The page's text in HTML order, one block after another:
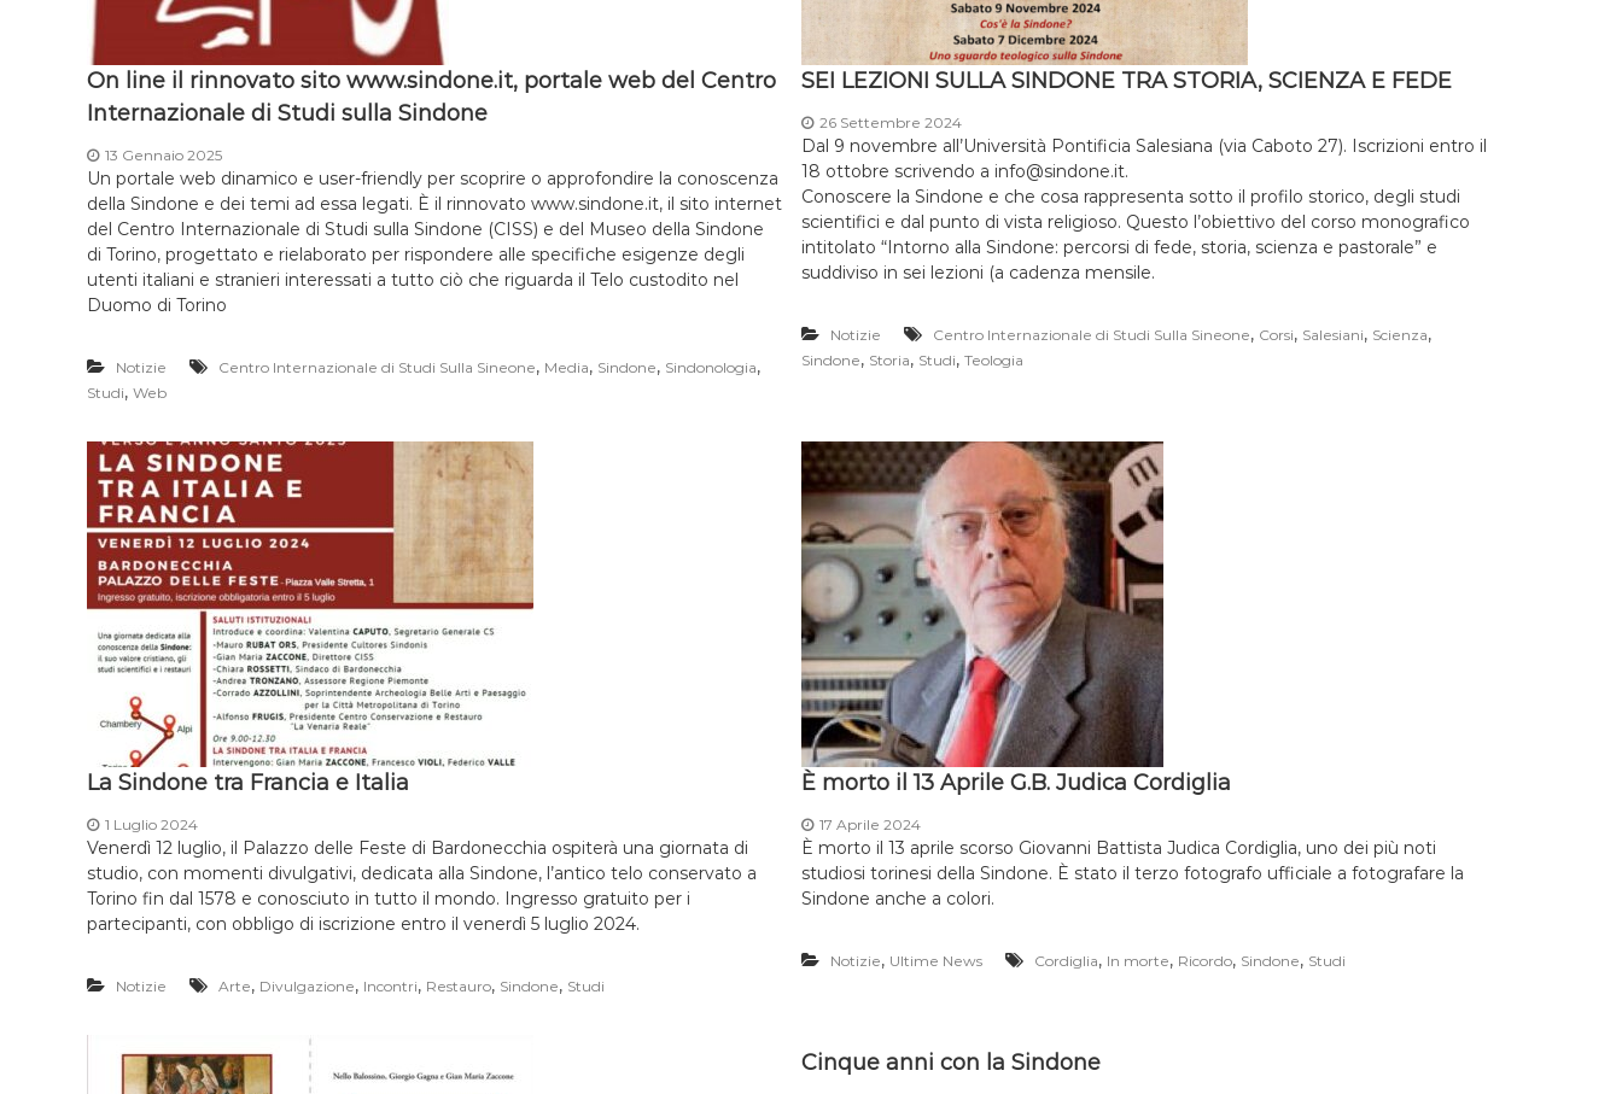
On line il rinnovato sito www.sindone.it, portale web del Centro
Internazionale di Studi sulla Sindone
13 Gennaio 2025
Un portale web dinamico e user-friendly per scoprire o approfondire la conoscenza
della Sindone e dei temi ad essa legati. È il rinnovato www.sindone.it, il sito internet
del Centro Internazionale di Studi sulla Sindone (CISS) e del Museo della Sindone
di Torino, progettato e rielaborato per rispondere alle specifiche esigenze degli
utenti italiani e stranieri interessati a tutto ciò che riguarda il Telo custodito nel
Duomo di Torino
Notizie Centro Internazionale di Studi Sulla Sineone, Media, Sindone, Sindonologia,
Studi, Web
SEI LEZIONI SULLA SINDONE TRA STORIA, SCIENZA E FEDE
26 Settembre 2024
Dal 9 novembre all’Università Pontificia Salesiana (via Caboto 27). Iscrizioni entro il
18 ottobre scrivendo a info@sindone.it.
Conoscere la Sindone e che cosa rappresenta sotto il profilo storico, degli studi
scientifici e dal punto di vista religioso. Questo l’obiettivo del corso monografico
intitolato “Intorno alla Sindone: percorsi di fede, storia, scienza e pastorale” e
suddiviso in sei lezioni (a cadenza mensile.
Notizie Centro Internazionale di Studi Sulla Sineone, Corsi, Salesiani, Scienza,
Sindone, Storia, Studi, Teologia
La Sindone tra Francia e Italia
1 Luglio 2024
Venerdì 12 luglio, il Palazzo delle Feste di Bardonecchia ospiterà una giornata di
studio, con momenti divulgativi, dedicata alla Sindone, l’antico telo conservato a
Torino fin dal 1578 e conosciuto in tutto il mondo. Ingresso gratuito per i
partecipanti, con obbligo di iscrizione entro il venerdì 5 luglio 2024.
Notizie Arte, Divulgazione, Incontri, Restauro, Sindone, Studi
È morto il 13 Aprile G.B. Judica Cordiglia
17 Aprile 2024
È morto il 13 aprile scorso Giovanni Battista Judica Cordiglia, uno dei più noti
studiosi torinesi della Sindone. È stato il terzo fotografo ufficiale a fotografare la
Sindone anche a colori.
Notizie, Ultime News Cordiglia, In morte, Ricordo, Sindone, Studi
Cinque anni con la Sindone